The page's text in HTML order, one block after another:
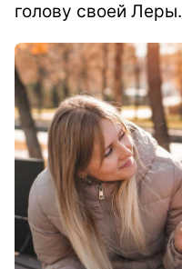
голову своей Леры.